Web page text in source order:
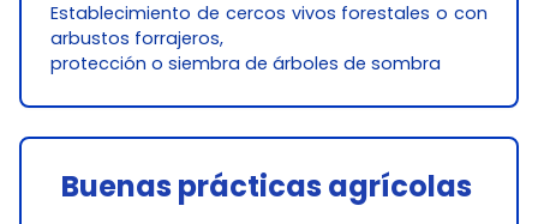
Establecimiento de cercos vivos forestales o con
arbustos forrajeros,
protección o siembra de árboles de sombra
Buenas prácticas agrícolas